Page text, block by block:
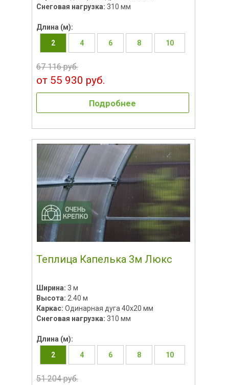
Снеговая нагрузка: 310 мм
Длина (м):
2
4 6 8 10
67 116 руб.
от 55 930 руб.
Подробнее
Теплица Капелька 3м Люкс
Ширина: 3 м
Высота: 2.40 м
Каркас: Одинарная дуга 40х20 мм
Снеговая нагрузка: 310 мм
Длина (м):
2
4 6 8 10
51 204 руб.